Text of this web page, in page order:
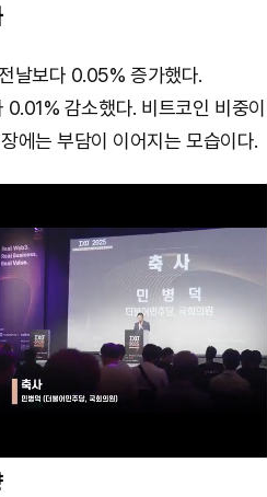
날보다 0.05% 증가했다.
감소했다. 비트코인 비중이
에는 부담이 이어지는 모습이다.